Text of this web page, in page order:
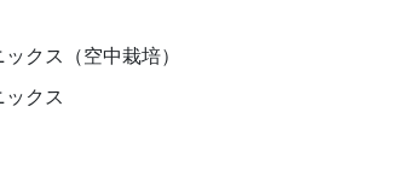
クス（空中栽培）
クス